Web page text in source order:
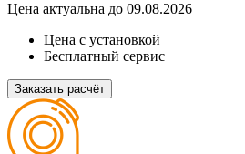
Цена актуальна до 09.08.2026
Цена с установкой
Бесплатный сервис
Заказать расчёт